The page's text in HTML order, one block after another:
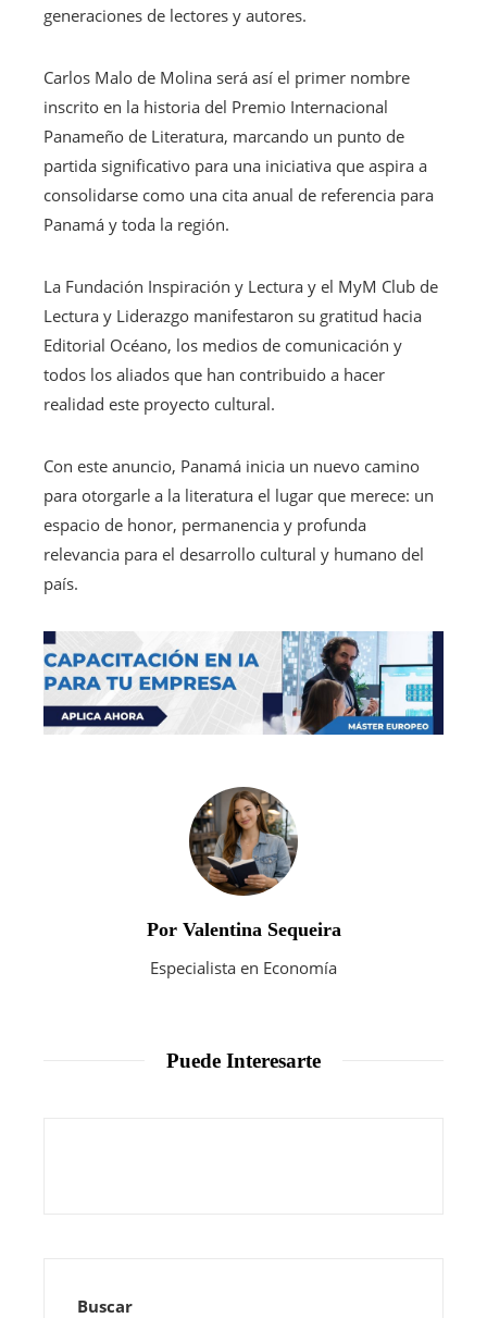
generaciones de lectores y autores.
Carlos Malo de Molina será así el primer nombre
inscrito en la historia del Premio Internacional
Panameño de Literatura, marcando un punto de
partida significativo para una iniciativa que aspira a
consolidarse como una cita anual de referencia para
Panamá y toda la región.
La Fundación Inspiración y Lectura y el MyM Club de
Lectura y Liderazgo manifestaron su gratitud hacia
Editorial Océano, los medios de comunicación y
todos los aliados que han contribuido a hacer
realidad este proyecto cultural.
Con este anuncio, Panamá inicia un nuevo camino
para otorgarle a la literatura el lugar que merece: un
espacio de honor, permanencia y profunda
relevancia para el desarrollo cultural y humano del
país.
Por Valentina Sequeira
Especialista en Economía
Puede Interesarte
Buscar